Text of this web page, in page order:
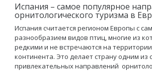
Испания – самое популярное
орнитологического туризма в
Испания считается регионом Европы с
разнообразием видов птиц, многие из
редкими и не встречаются на территории
континента. Это делает страну одним из
привлекательных направлений